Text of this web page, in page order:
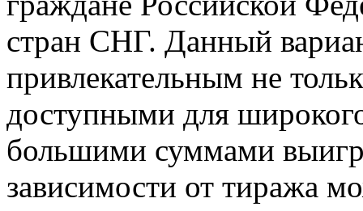
стран СНГ. Данный
привлекательным не
доступными для
большими суммами
зависимости от тиража